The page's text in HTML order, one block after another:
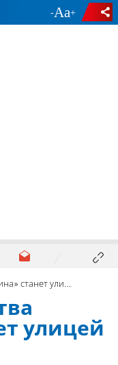
- +
«Семьи Бибас»
улицей